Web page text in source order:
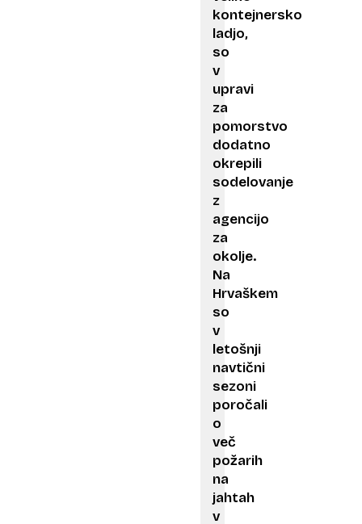
kontejnersko
ladjo,
so
v
upravi
za
pomorstvo
dodatno
okrepili
sodelovanje
z
agencijo
za
okolje.
Na
Hrvaškem
so
v
letošnji
navtični
sezoni
poročali
o
več
požarih
na
jahtah
v